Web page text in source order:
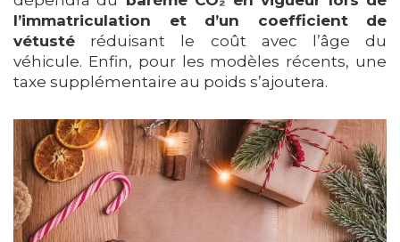
l’immatriculation et d’un coefficient de
vétusté réduisant le coût avec l’âge du
véhicule. Enfin, pour les modèles récents, une
taxe supplémentaire au poids s’ajoutera.